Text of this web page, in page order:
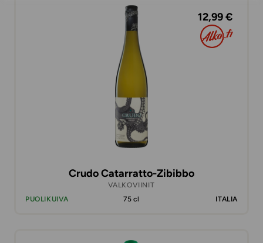
12,99 €
Crudo Catarratto-Zibibbo
VALKOVIINIT
PUOLIKUIVA
75 cl ITALIA